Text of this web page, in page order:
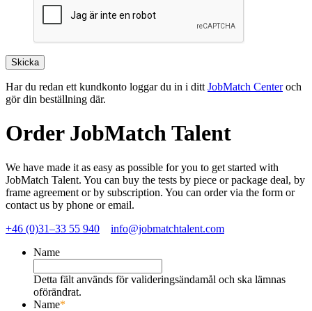
Har du redan ett kundkonto loggar du in i ditt JobMatch Centeroch
gör din beställning där.
Order JobMatch Talent
We have made it as easy as possible for you to get started with
JobMatch Talent. You can buy the tests by piece or package deal, by
frame agreement or by subscription. You can order via the form or
contact us by phone or email.
+46 (0)31–33 55 940
info@jobmatchtalent.com
Name
Detta fält används för valideringsändamål och ska lämnas
oförändrat.
Name*